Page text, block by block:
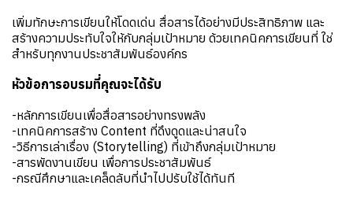
เพิ่มทักษะการเขียนให้โดดเด่น สื่อสารได้อย่างมีประสิทธิภาพ และ
สร้างความประทับใจให้กับกลุ่มเป้าหมาย ด้วยเทคนิคการเขียนที่ ใช่
สำหรับทุกงานประชาสัมพันธ์องค์กร
หัวข้อการอบรมที่คุณจะได้รับ
-หลักการเขียนเพื่อสื่อสารอย่างทรงพลัง
-เทคนิคการสร้าง Content ที่ดึงดูดและน่าสนใจ
-วิธีการเล่าเรื่อง (Storytelling) ที่เข้าถึงกลุ่มเป้าหมาย
-สารพัดงานเขียน เพื่อการประชาสัมพันธ์
-กรณีศึกษาและเคล็ดลับที่นำไปปรับใช้ได้ทันที